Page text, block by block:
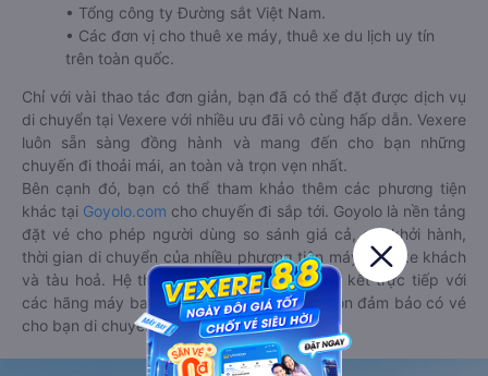
• Tổng công ty Đường sắt Việt Nam.
• Các đơn vị cho thuê xe máy, thuê xe du lịch uy tín
trên toàn quốc.
Chỉ với vài thao tác đơn giản, bạn đã có thể đặt được dịch vụ
di chuyển tại Vexere với nhiều ưu đãi vô cùng hấp dẫn. Vexere
luôn sẵn sàng đồng hành và mang đến cho bạn những
chuyến đi thoải mái, an toàn và trọn vẹn nhất.
Bên cạnh đó, bạn có thể tham khảo thêm các phương tiện
khác tại Goyolo.com cho chuyến đi sắp tới. Goyolo là nền tảng
đặt vé cho phép người dùng so sánh giá cả, giờ khởi hành,
thời gian di chuyển của nhiều phương tiện máy bay, xe khách
và tàu hoả. Hệ thống của Goyolo được liên kết trực tiếp với
các hãng máy bay, xe khách và tàu hoả, luôn đảm bảo có vé
cho bạn di chuyển.